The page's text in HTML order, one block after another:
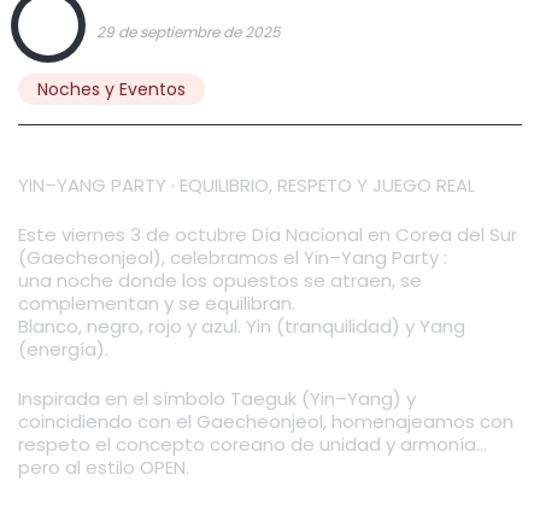
29 de septiembre de 2025
Noches y Eventos
YIN–YANG PARTY · EQUILIBRIO, RESPETO Y JUEGO REAL
Este viernes 3 de octubre Día Nacional en Corea del Sur
(Gaecheonjeol), celebramos el Yin–Yang Party :
una noche donde los opuestos se atraen, se
complementan y se equilibran.
Blanco, negro, rojo y azul. Yin (tranquilidad) y Yang
(energía).
Inspirada en el símbolo Taeguk (Yin–Yang) y
coincidiendo con el Gaecheonjeol, homenajeamos con
respeto el concepto coreano de unidad y armonía…
pero al estilo OPEN.